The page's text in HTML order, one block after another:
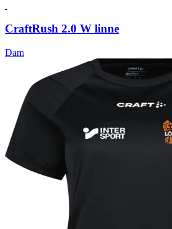
CraftRush 2.0 W linne
Dam